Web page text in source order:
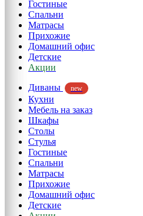
Гостиные
Спальни
Матрасы
Прихожие
Домашний офис
Детские
Акции
Диваны
new
Кухни
Мебель на заказ
Шкафы
Столы
Стулья
Гостиные
Спальни
Матрасы
Прихожие
Домашний офис
Детские